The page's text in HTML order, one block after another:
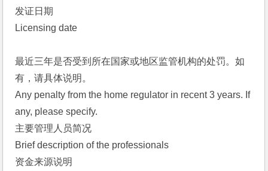
发证日期
Licensing date
最近三年是否受到所在国家或地区监管机构的处罚。如
有，请具体说明。
Any penalty from the home regulator in recent 3 years. If
any, please specify.
主要管理人员简况
Brief description of the professionals
资金来源说明